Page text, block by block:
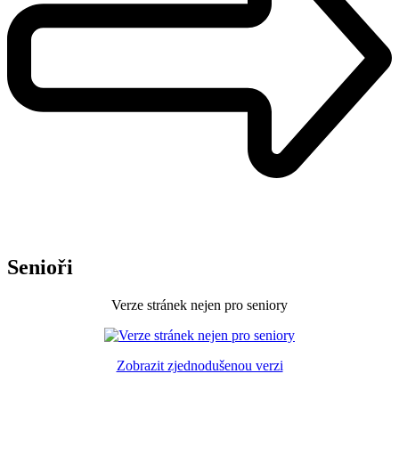
Senioři
Verze stránek nejen pro seniory
Zobrazit zjednodušenou verzi